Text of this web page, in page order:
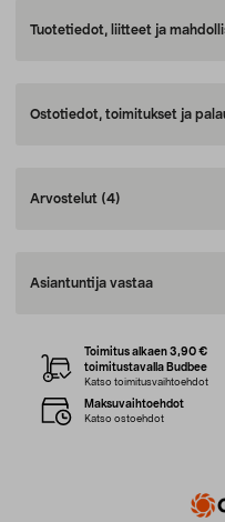
Tuotetiedot, liitteet ja
Ostotiedot, toimitukset ja
Arvostelut (4)
Asiantuntija vastaa
Toimitus alkaen 3,90 €
toimitustavalla Budbee
Katso toimitusvaihtoehdot
Maksuvaihtoehdot
Katso ostoehdot